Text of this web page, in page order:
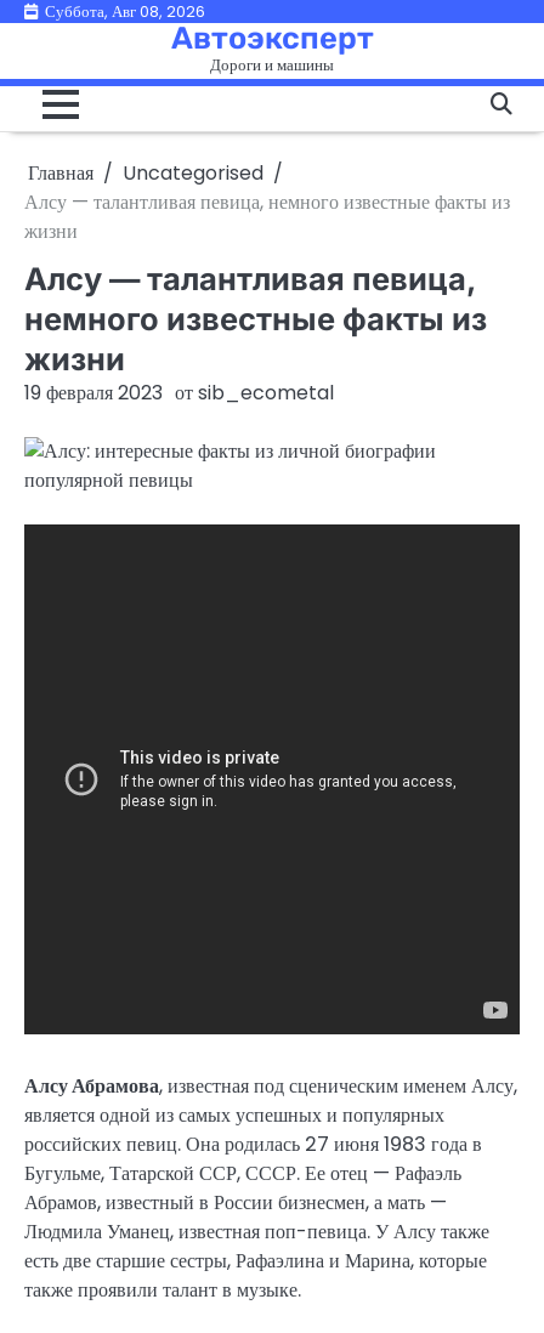
ПерейтиСуббота, Авг 08, 2026
Автоэксперт
Дороги и машины
Главная
Uncategorised
Алсу — талантливая певица, немного известные факты из
жизни
Алсу — талантливая певица,
немного известные факты из
жизни
19 февраля 2023 отsib_ecometal
Алсу Абрамова, известная под сценическим именем Алсу,
является одной из самых успешных и популярных
российских певиц. Она родилась 27 июня 1983 года в
Бугульме, Татарской ССР, СССР. Ее отец — Рафаэль
Абрамов, известный в России бизнесмен, а мать —
Людмила Уманец, известная поп-певица. У Алсу также
есть две старшие сестры, Рафаэлина и Марина, которые
также проявили талант в музыке.